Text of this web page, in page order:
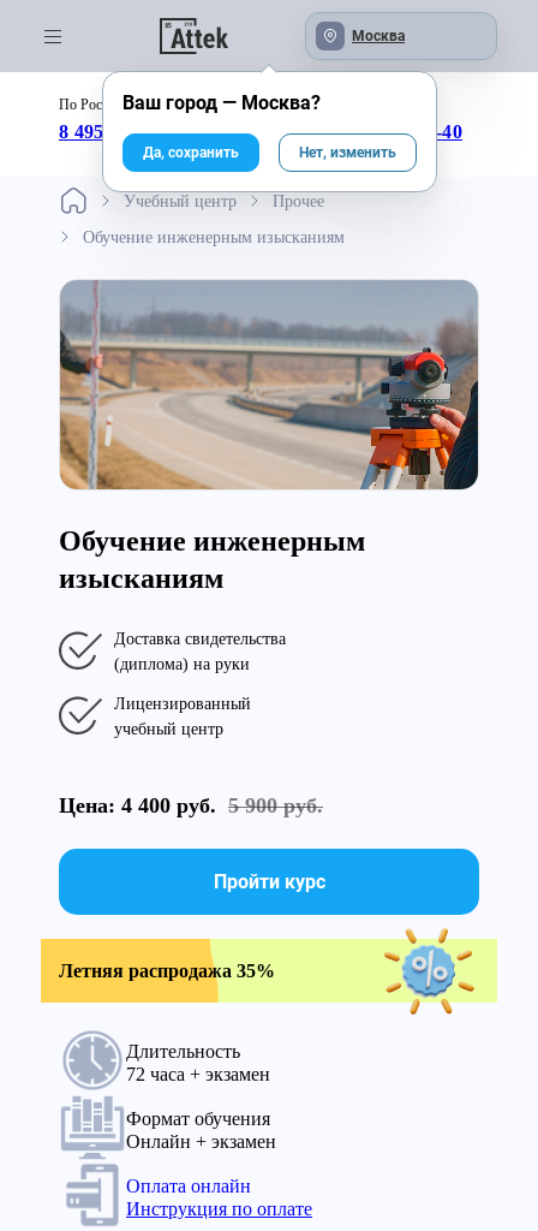
Москва
По России бесплатно:
8 495 246-04-43 8 800 333-25-40
Учебный центр
Прочее
Обучение инженерным изысканиям
Обучение инженерным
изысканиям
Доставка свидетельства
(диплома) на руки
Лицензированный
учебный центр
Цена: 4 400 руб. 5 900 руб.
Пройти курс
Летняя распродажа 35%
Длительность
72 часа + экзамен
Формат обучения
Онлайн + экзамен
Оплата онлайн
Инструкция по оплате
Ваш город — Москва?
Да, сохранить Нет, изменить